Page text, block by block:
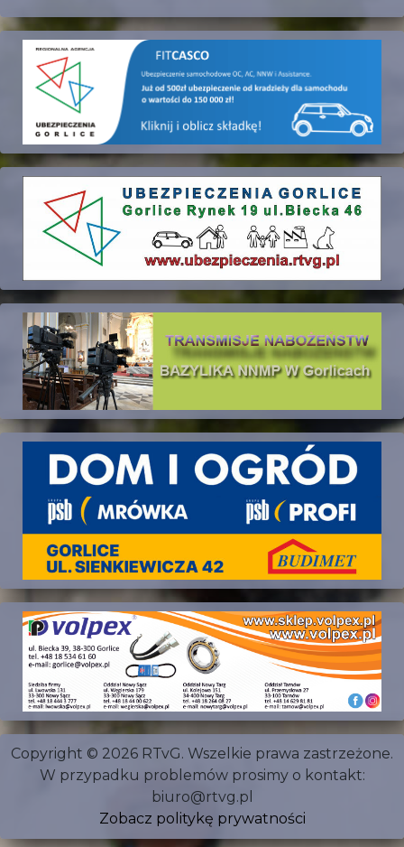
Copyright © 2026 RTvG. Wszelkie prawa zastrzeżone.
W przypadku problemów prosimy o kontakt:
biuro@rtvg.pl
Zobacz politykę prywatności